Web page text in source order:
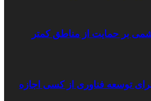
بر حمایت از مناطق کمتر
توسعه فناوری از کسی اجازه